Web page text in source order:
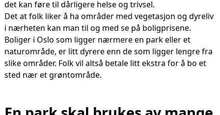
det kan føre til dårligere helse og trivsel.
Det at folk liker å ha områder med vegetasjon og dyreliv
i nærheten kan man til og med se på boligprisene.
Boliger i Oslo som ligger nærmere en park eller et
naturområde, er litt dyrere enn de som ligger lengre fra
slike områder. Folk vil altså betale litt ekstra for å bo et
sted nær et grøntområde.